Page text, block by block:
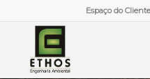
Espaço do